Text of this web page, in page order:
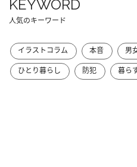
KEYWORD
人気のキーワード
イラストコラム 本音 男
ひとり暮らし
防犯 暮ら